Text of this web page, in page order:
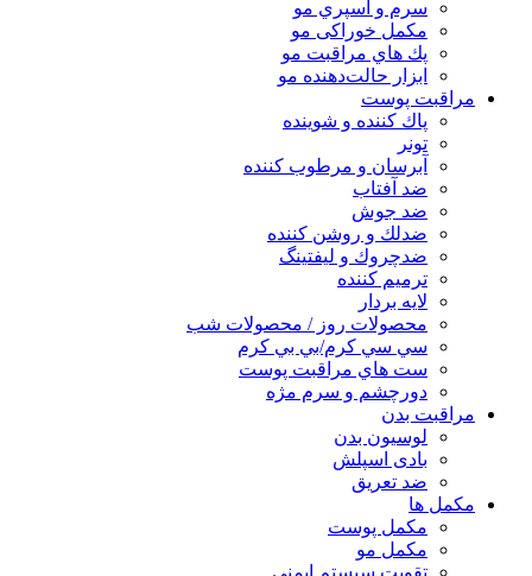
سرم و اسپري مو
مكمل خوراكی مو
پك هاي مراقبت مو
ابزار حالت‌دهنده مو
مراقبت پوست
پاك كننده و شوينده
تونر
آبرسان و مرطوب كننده
ضد آفتاب
ضد جوش
ضدلك و روشن كننده
ضدچروك و ليفتينگ
ترميم كننده
لايه بردار
محصولات روز / محصولات شب
سي سي كرم/بي بي كرم
ست هاي مراقبت پوست
دورچشم و سرم مژه
مراقبت بدن
لوسیون بدن
بادی اسپلش
ضد تعریق
مكمل ها
مکمل پوست
مکمل مو
تقویت سیستم ایمنی